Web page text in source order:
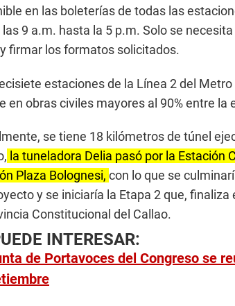
en las boleterías de todas las
9 a.m. hasta la 5 p.m. Solo se
firmar los formatos solicitados.
estaciones de la Línea 2 del
en obras civiles mayores al 90% entre la
se tiene 18 kilómetros de túnel
la tuneladora Delia pasó por la Estación
Plaza Bolognesi, con lo que se
y se iniciaría la Etapa 2 que,
Constitucional del Callao.
INTERESAR:
de Portavoces del Congreso se